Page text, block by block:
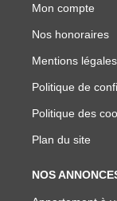
Mon compte
Nos honoraires
Mentions légales
Politique de
Politique des
Plan du site
NOS